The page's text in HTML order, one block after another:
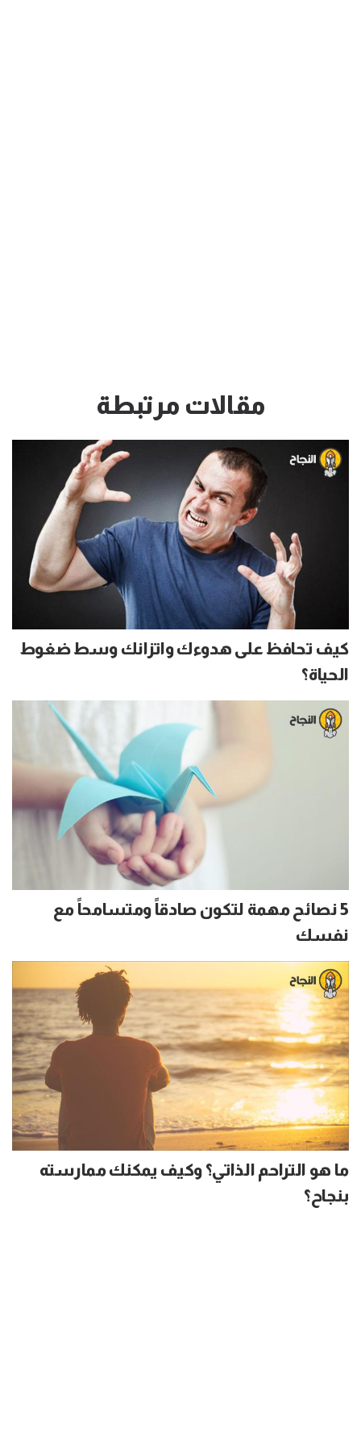
مقالات مرتبطة
كيف تحافظ على هدوءك واتزانك وسط ضغوط
الحياة؟
5 نصائح مهمة لتكون صادقاً ومتسامحاً مع
نفسك
ما هو التراحم الذاتي؟ وكيف يمكنك ممارسته
بنجاح؟